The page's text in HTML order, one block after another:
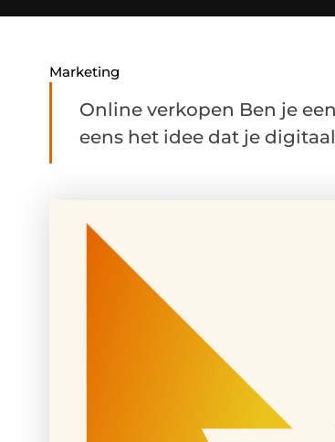
Marketing
Online verkopen Ben je
eens het idee dat je digitaal